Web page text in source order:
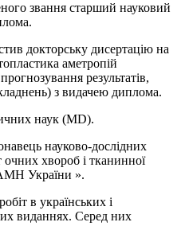
звання старший науковий
докторську дисертацію на
аметропій
результатів,
з видачею диплома.
наук (MD).
науково-дослідних
хвороб і тканинної
України ».
в українських і
виданнях. Серед них